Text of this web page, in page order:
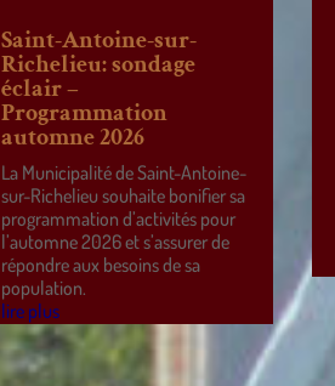
Saint-Antoine-sur-
Richelieu: sondage
éclair –
Programmation
automne 2026
La Municipalité de Saint-Antoine-
sur-Richelieu souhaite bonifier sa
programmation d’activités pour
l’automne 2026 et s’assurer de
répondre aux besoins de sa
population.
lire plus